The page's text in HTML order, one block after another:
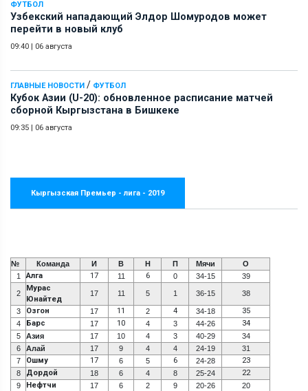
ФУТБОЛ
Узбекский нападающий Элдор Шомуродов может
перейти в новый клуб
09:40 | 06 августа
ГЛАВНЫЕ НОВОСТИ / ФУТБОЛ
Кубок Азии (U-20): обновленное расписание матчей
сборной Кыргызстана в Бишкеке
09:35 | 06 августа
Кыргызская Премьер - лига - 2019
№ Команда И В Н П Мячи
О
1
Алга 17 11 6 0 34-15 39
2
Мурас
Юнайтед
17 11 5 1 36-15 38
3 Озгон 17 11 2 4 34-18 35
4 Барс 17 10 4 3 44-26 34
5 Азия 17 10 4 3 40-29
34
6
Алай 17 9 4 4 24-19
31
7
Ошму 17 6 5 6 24-28 23
8 Дордой 18 6 4 8 25-24 22
9 Нефтчи 17 6 2 9 20-26
20